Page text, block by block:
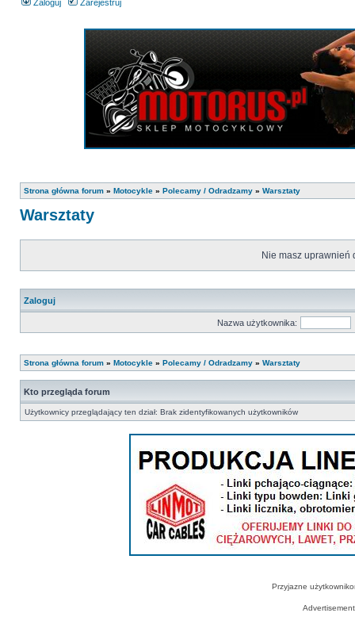
Zaloguj Zarejestruj
Strona główna forum » Motocykle » Polecamy / Odradzamy » Warsztaty
Warsztaty
Nie masz uprawnień
Zaloguj
Nazwa użytkownika:
Strona główna forum » Motocykle » Polecamy / Odradzamy » Warsztaty
Kto przegląda forum
Użytkownicy przeglądający ten dział: Brak zidentyfikowanych użytkowników
Przyjazne